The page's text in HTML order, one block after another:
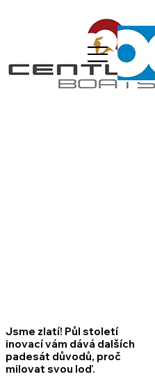
Jsme zlatí! Půl století
inovací vám dává dalších
padesát důvodů, proč
milovat svou loď.